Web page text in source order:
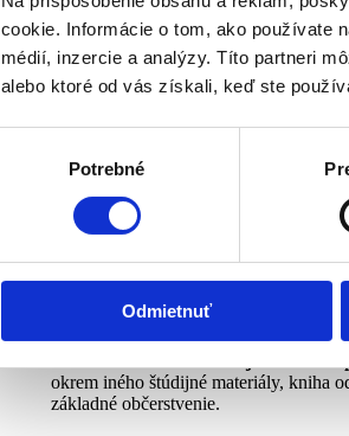
cookie. Informácie o tom, ako používate
médií, inzercie a analýzy. Títo partneri
alebo ktoré od vás získali, keď ste
Potrebné
Odmietnuť
5-dňový intenzívny kurz z programu
Teoretická príprava zahŕňa prednášky
účastníkov vyskúša viesť kurz s
Z vlastnej skúsenosti Vám vieme
povinností, pre zjednodušenie
školiace priestory sa nám osvedčili
kdes i nájdu ubytovanie aj účastníci z
schopné skúšku odovzdať, tým skôr
okrem iného štúdijné materiály, kniha
základné občerstvenie.